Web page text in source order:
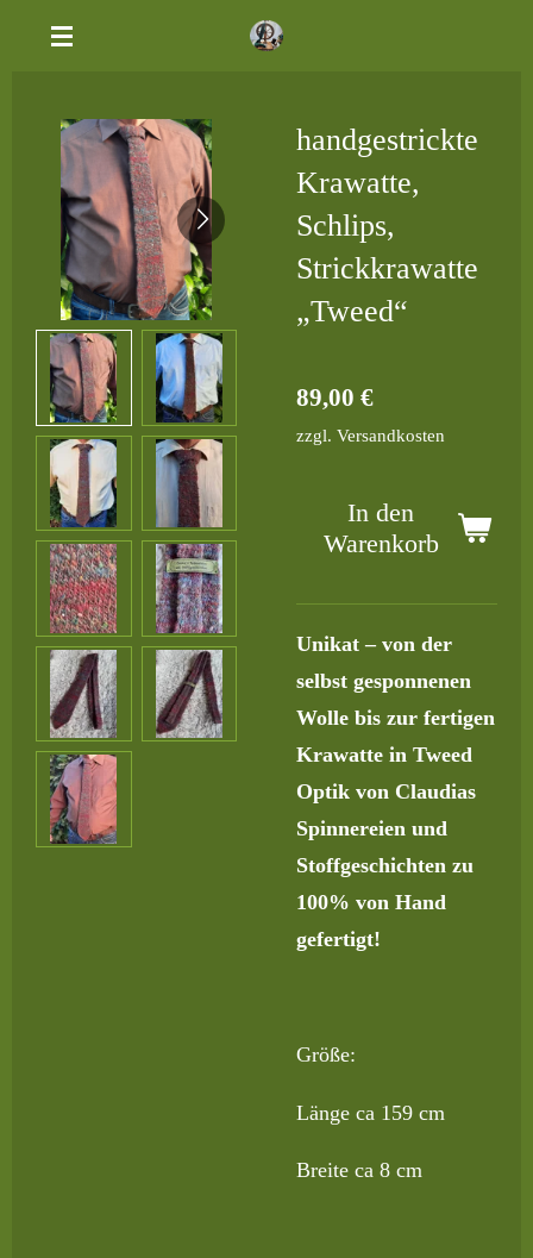
Zum
handgestrickte
Krawatte,
Schlips,
Strickkrawatte
„Tweed“
89,00 €
zzgl. Versandkosten
In den
Warenkorb
Unikat – von der
selbst gesponnenen
Wolle bis zur fertigen
Krawatte in Tweed
Optik von Claudias
Spinnereien und
Stoffgeschichten zu
100% von Hand
gefertigt!
Größe:
Länge ca 159 cm
Breite ca 8 cm